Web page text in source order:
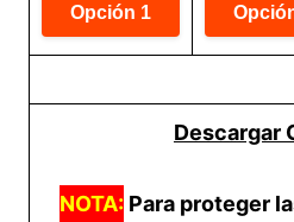
Descargar
NOTA: Para proteger